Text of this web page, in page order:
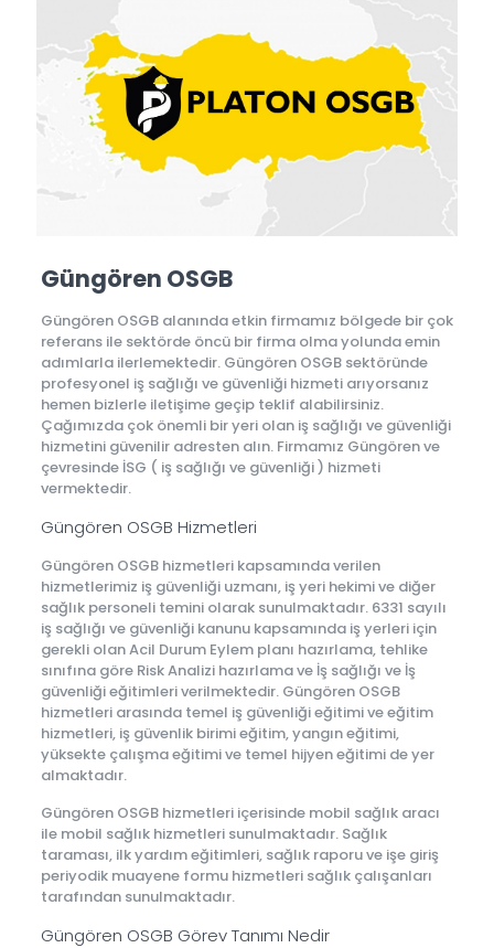
Güngören OSGB
Güngören OSGB alanında etkin firmamız bölgede bir çok
referans ile sektörde öncü bir firma olma yolunda emin
adımlarla ilerlemektedir. Güngören OSGB sektöründe
profesyonel iş sağlığı ve güvenliği hizmeti arıyorsanız
hemen bizlerle iletişime geçip teklif alabilirsiniz.
Çağımızda çok önemli bir yeri olan iş sağlığı ve güvenliği
hizmetini güvenilir adresten alın. Firmamız Güngören ve
çevresinde İSG ( iş sağlığı ve güvenliği ) hizmeti
vermektedir.
Güngören OSGB Hizmetleri
Güngören OSGB hizmetleri kapsamında verilen
hizmetlerimiz iş güvenliği uzmanı, iş yeri hekimi ve diğer
sağlık personeli temini olarak sunulmaktadır. 6331 sayılı
iş sağlığı ve güvenliği kanunu kapsamında iş yerleri için
gerekli olan Acil Durum Eylem planı hazırlama, tehlike
sınıfına göre Risk Analizi hazırlama ve İş sağlığı ve İş
güvenliği eğitimleri verilmektedir. Güngören OSGB
hizmetleri arasında temel iş güvenliği eğitimi ve eğitim
hizmetleri, iş güvenlik birimi eğitim, yangın eğitimi,
yüksekte çalışma eğitimi ve temel hijyen eğitimi de yer
almaktadır.
Güngören OSGB hizmetleri içerisinde mobil sağlık aracı
ile mobil sağlık hizmetleri sunulmaktadır. Sağlık
taraması, ilk yardım eğitimleri, sağlık raporu ve işe giriş
periyodik muayene formu hizmetleri sağlık çalışanları
tarafından sunulmaktadır.
Güngören OSGB Görev Tanımı Nedir